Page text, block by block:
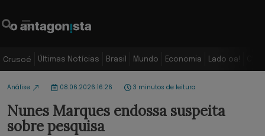
Crusoé Últimas Notícias Brasil Mundo Economia Lado oa!
Análise 08.06.2026 16:26 3 minutos de leitura
Nunes Marques endossa suspeita
sobre pesquisa